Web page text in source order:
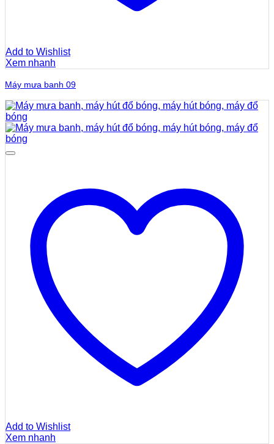
Add to Wishlist
Xem nhanh
Máy mưa banh 09
Add to Wishlist
Xem nhanh